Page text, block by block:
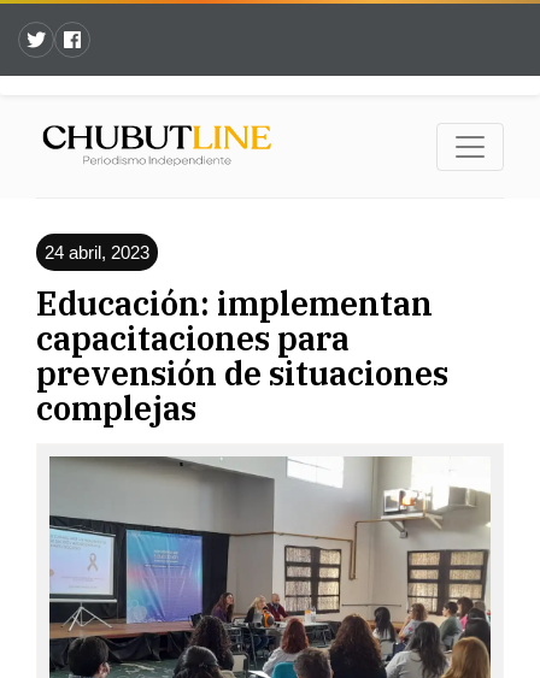
24 abril, 2023
Educación: implementan
capacitaciones para
prevensión de situaciones
complejas